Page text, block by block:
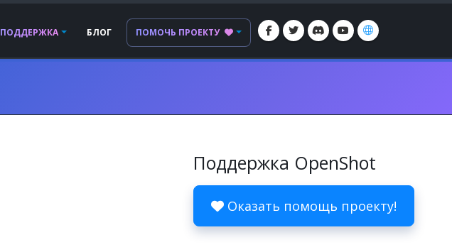
ПОДДЕРЖКА БЛОГ ПОМОЧЬ ПРОЕКТУ
Поддержка OpenShot
Оказать помощь проекту!